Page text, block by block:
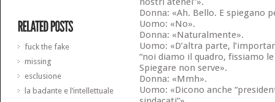
fuck the fake
missing
esclusione
la badante e l’intellettuale
Donna: «Ah. Bello. E spiegano
Uomo: «No».
Donna: «Naturalmente».
Uomo: «D’altra parte,
“noi diamo il quadro, fissiamo
Spiegare non serve».
Donna: «Mmh».
Uomo: «Dicono anche